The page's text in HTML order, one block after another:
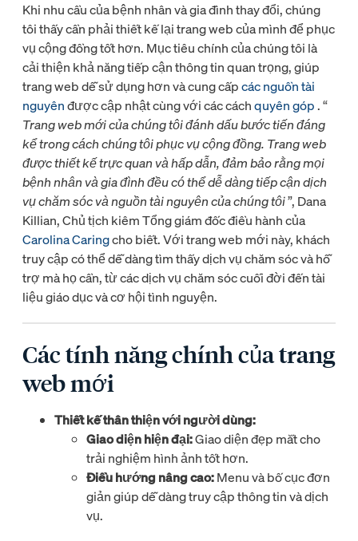
Khi nhu cầu của bệnh nhân và gia đình thay đổi, chúng
tôi thấy cần phải thiết kế lại trang web của mình để phục
vụ cộng đồng tốt hơn. Mục tiêu chính của chúng tôi là
cải thiện khả năng tiếp cận thông tin quan trọng, giúp
trang web dễ sử dụng hơn và cung cấpcác nguồn tài
nguyênđược cập nhật cùng với các cáchquyên góp. “
Trang web mới của chúng tôi đánh dấu bước tiến đáng
kể trong cách chúng tôi phục vụ cộng đồng. Trang web
được thiết kế trực quan và hấp dẫn, đảm bảo rằng mọi
bệnh nhân và gia đình đều có thể dễ dàng tiếp cận dịch
vụ chăm sóc và nguồn tài nguyên của chúng tôi”, Dana
Killian, Chủ tịch kiêm Tổng giám đốc điều hành của
Carolina Caringcho biết. Với trang web mới này, khách
truy cập có thể dễ dàng tìm thấy dịch vụ chăm sóc và hỗ
trợ mà họ cần, từ các dịch vụ chăm sóc cuối đời đến tài
liệu giáo dục và cơ hội tình nguyện.
Các tính năng chính của trang
web mới
Thiết kế thân thiện với người dùng:
Giao diện hiện đại:Giao diện đẹp mắt cho
trải nghiệm hình ảnh tốt hơn.
Điều hướng nâng cao:Menu và bố cục đơn
giản giúp dễ dàng truy cập thông tin và dịch
vụ.